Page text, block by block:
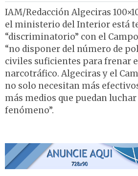
IAM/Redacción Algeciras
el ministerio del Interior está
“discriminatorio” con el
“no disponer del número de
civiles suficientes para frenar
narcotráfico. Algeciras y el
no solo necesitan más
más medios que puedan
fenómeno”.